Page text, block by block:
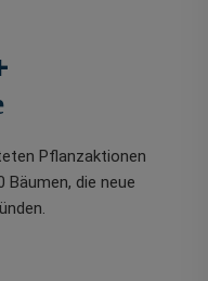
Pflanzaktionen
Bäumen, die neue